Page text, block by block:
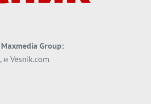
ДЛАБОКО УДОЛУ: Сметководствените
Вечер тема
АТОМСКО ДОМИНО НА БЛИСКИОТ
ИСТОК
Maxmedia Group:
, и Vesnik.com